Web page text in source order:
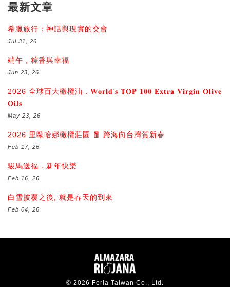
最新文章
希臘旅行：神話與現實的交會
Jul 31, 26
端午，粽香與幸福
Jun 23, 26
2026 全球百大橄欖油．𝐖𝐨𝐫𝐥𝐝’𝐬 𝐓𝐎𝐏 𝟏𝟎𝟎 𝐄𝐱𝐭𝐫𝐚 𝐕𝐢𝐫𝐠𝐢𝐧 𝐎𝐥𝐢𝐯𝐞
𝐎𝐢𝐥𝐬
May 23, 26
2026 里歐哈娜橄欖莊園 🧧 跨海向台灣賀新春
Feb 17, 26
駿馬送福．新年快樂
Feb 16, 26
白雪披覆之後, 就是春天的到來
Feb 04, 26
© 2026 Feria Taiwan Co., Ltd.